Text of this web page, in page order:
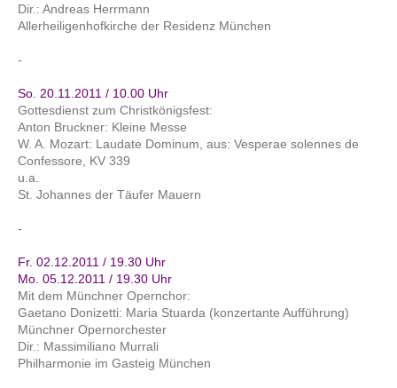
Dir.: Andreas Herrmann
Allerheiligenhofkirche der Residenz München
-
So. 20.11.2011 / 10.00 Uhr
Gottesdienst zum Christkönigsfest:
Anton Bruckner: Kleine Messe
W. A. Mozart: Laudate Dominum, aus: Vesperae solennes de
Confessore, KV 339
u.a.
St. Johannes der Täufer Mauern
-
Fr. 02.12.2011 / 19.30 Uhr
Mo. 05.12.2011 / 19.30 Uhr
Mit dem Münchner Opernchor:
Gaetano Donizetti: Maria Stuarda (konzertante Aufführung)
Münchner Opernorchester
Dir.: Massimiliano Murrali
Philharmonie im Gasteig München